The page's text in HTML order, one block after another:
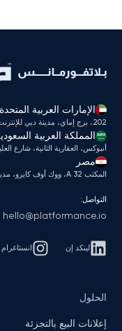
الإمارات العربية المتحدة
202، برج إماي، مدينة دبي للإنترنت، دبي
المملكة العربية
أنبوكس، العقارية الثانية، شارع العليا، حي العليا،
مصر
المكتب A 32، ووك أوف كايرو، مدينة الشيخ زايد، القاهرة، مصر
التواصل:
hello@platformance.io
لينكد إن انستاغرام
الحلول
إعلانات البيع بالتجزئة